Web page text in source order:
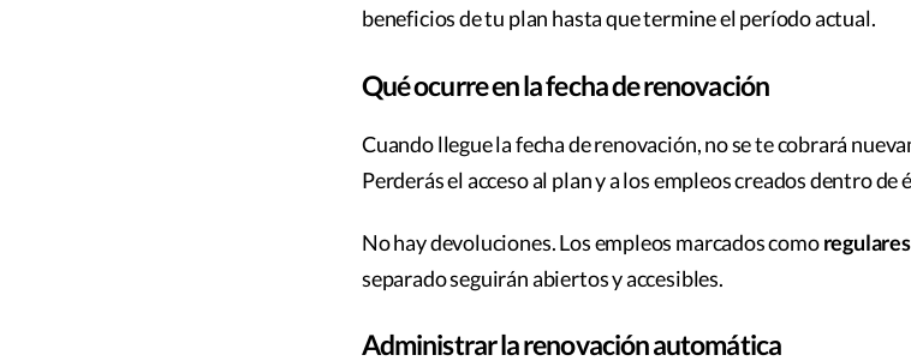
beneficios de tu plan hasta que termine el período actual.
Qué ocurre en la fecha de renovación
Cuando llegue la fecha de renovación, no se te cobrará
Perderás el acceso al plan y a los empleos creados dentro de
No hay devoluciones. Los empleos marcados comoregulares
separado seguirán abiertos y accesibles.
Administrar la renovación automática